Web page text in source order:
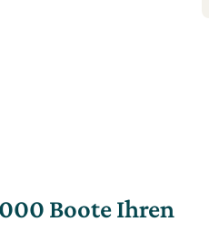
Boote Ihren